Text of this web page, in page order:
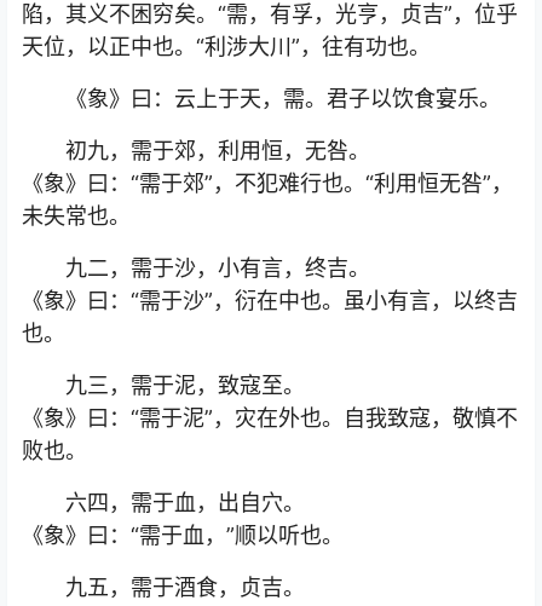
陷，其义不困穷矣。“需，有孚，光亨，贞吉”，位乎
天位，以正中也。“利涉大川”，往有功也。
《象》曰：云上于天，需。君子以饮食宴乐。
初九，需于郊，利用恒，无咎。
《象》曰：“需于郊”，不犯难行也。“利用恒无咎”，
未失常也。
九二，需于沙，小有言，终吉。
《象》曰：“需于沙”，衍在中也。虽小有言，以终吉
也。
九三，需于泥，致寇至。
《象》曰：“需于泥”，灾在外也。自我致寇，敬慎不
败也。
六四，需于血，出自穴。
《象》曰：“需于血，”顺以听也。
九五，需于酒食，贞吉。